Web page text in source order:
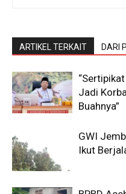
ARTIKEL TERKAIT DARI
Jadi
Buahnya”
GWI
Ikut